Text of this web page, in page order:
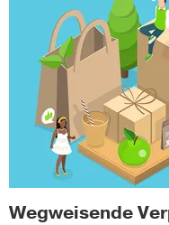
Wegweisende